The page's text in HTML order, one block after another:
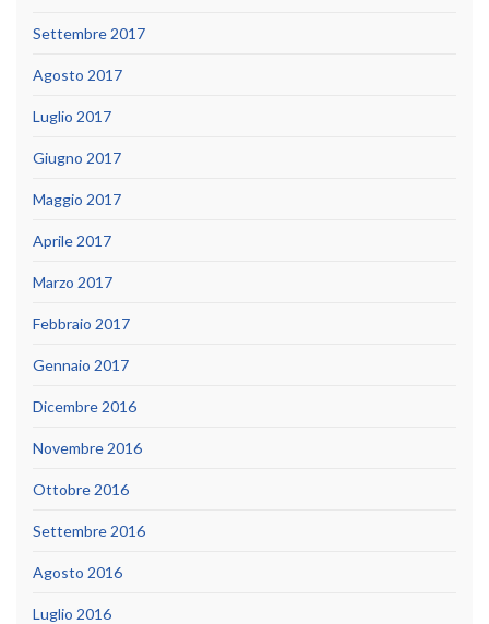
Settembre 2017
Agosto 2017
Luglio 2017
Giugno 2017
Maggio 2017
Aprile 2017
Marzo 2017
Febbraio 2017
Gennaio 2017
Dicembre 2016
Novembre 2016
Ottobre 2016
Settembre 2016
Agosto 2016
Luglio 2016